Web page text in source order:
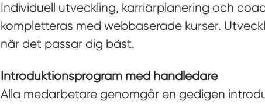
Individuell utveckling, karriärplanering och
kompletteras med webbaserade kurser.
när det passar dig bäst.
Introduktionsprogram med handledare
Alla medarbetare genomgår en gedigen